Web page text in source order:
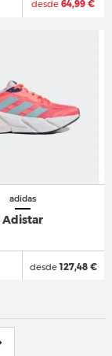
desde 64,99 €
adidas
Adistar
desde127,48 €